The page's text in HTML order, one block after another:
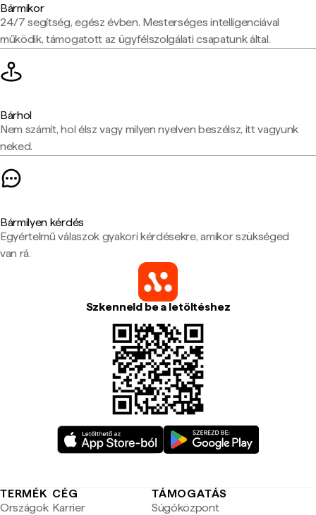
Bármikor
24/7 segítség, egész évben. Mesterséges intelligenciával
működik, támogatott az ügyfélszolgálati csapatunk által.
Bárhol
Nem számít, hol élsz vagy milyen nyelven beszélsz, itt vagyunk
neked.
Bármilyen kérdés
Egyértelmű válaszok gyakori kérdésekre, amikor szükséged
van rá.
Szkenneld be a letöltéshez
TERMÉK
Országok
CÉG
Karrier
TÁMOGATÁS
Súgóközpont